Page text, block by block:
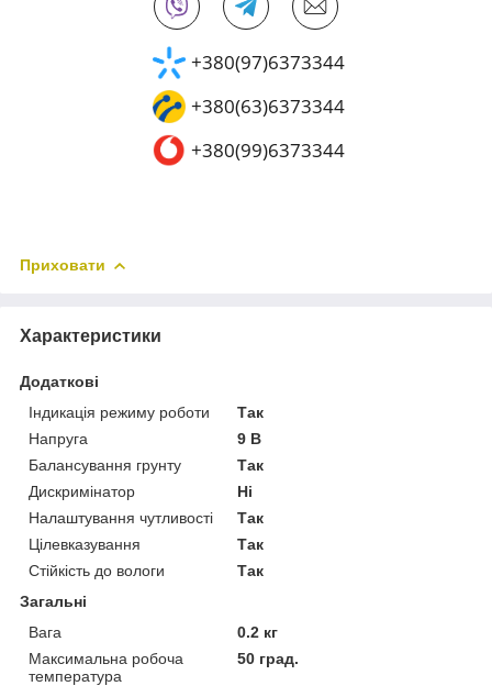
+380(97)6373344
+380(63)6373344
+380(99)6373344
Приховати
Характеристики
Додаткові
Індикація режиму роботи
Так
Напруга
9 В
Балансування грунту
Так
Дискримінатор
Ні
Налаштування чутливості
Так
Цілевказування
Так
Стійкість до вологи
Так
Загальні
Вага
0.2 кг
Максимальна робоча
температура
50 град.